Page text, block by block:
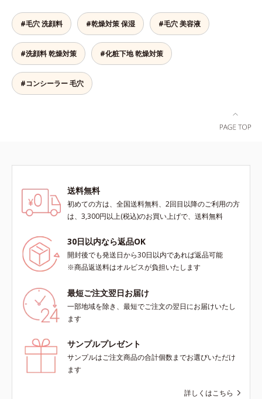
ばします。
ります。*1 こわばった肌にうるお
いを与え、やわらかくすること。そ
のここちよさを感じること*2 シク
ロペンタシロキサン、ジフェニルシ
ダー花水*5 メイク汚れ・乾燥
液成分を87％配合。大気汚染物質バ
リア成分(*)もプラスして、乾燥やダ
メージから肌を守ります。くすみが
ちな大人の肌を、血色感のある肌に
補整する、ピンクベージュカラーで
す。※オルビスのすべてのファンデ
ーションの下地としてご使用いただ
もふんわり一掃。するんとハリ感の
ある肌に整えます。絶妙ベージュ色
で、黒ずみもカバー。肌をキュッと
ひきしめる植物性ひきしめ成分配合
ョンのノリが格段にアップします。
#毛穴 洗顔料 #乾燥対策 保湿 #毛穴 美容液
#洗顔料 乾燥対策 #化粧下地 乾燥対策
#コンシーラー 毛穴
送料無料
初めての方は、全国送料無料、2回目以降のご利用の方
は、3,300円以上(税込)のお買い上げで、送料無料
30日以内なら返品OK
開封後でも発送日から30日以内であれば返品可能
※商品返送料はオルビスが負担いたします
最短ご注文翌日お届け
一部地域を除き、最短でご注文の翌日にお届けいたし
ます
サンプルプレゼント
サンプルはご注文商品の合計個数までお選びいただけ
ます
詳しくはこちら